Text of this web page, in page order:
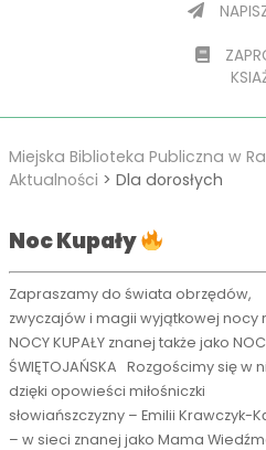
Miejska Biblioteka Publiczna w
Aktualności > Dla dorosłych
Noc Kupały
Zapraszamy do świata obrzędów,
zwyczajów i magii wyjątkowej nocy
NOCY KUPAŁY znanej także jako NOC
ŚWIĘTOJAŃSKA Rozgościmy się w
dzięki opowieści miłośniczki
słowiańszczyzny – Emilii Krawczyk-
– w sieci znanej jako Mama